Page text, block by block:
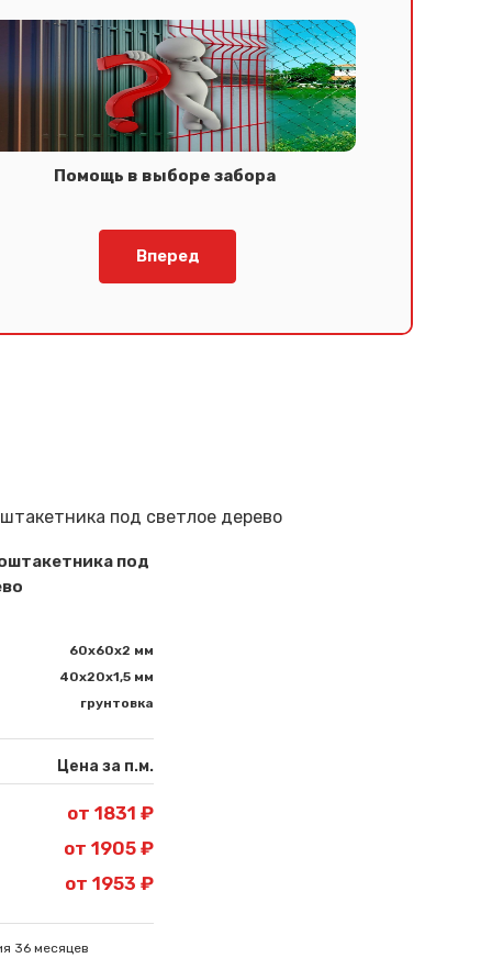
Помощь в выборе забора
Вперед
под
60х60х2 мм
40х20х1,5 мм
грунтовка
Цена за п.м.
от 1831 ₽
от 1905 ₽
от 1953 ₽
36 месяцев